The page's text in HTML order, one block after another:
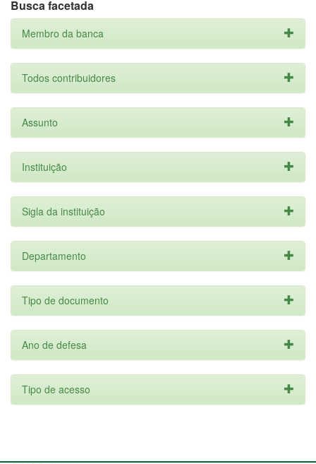
Busca facetada
Membro da banca
Todos contribuidores
Assunto
Instituição
Sigla da instituição
Departamento
Tipo de documento
Ano de defesa
Tipo de acesso